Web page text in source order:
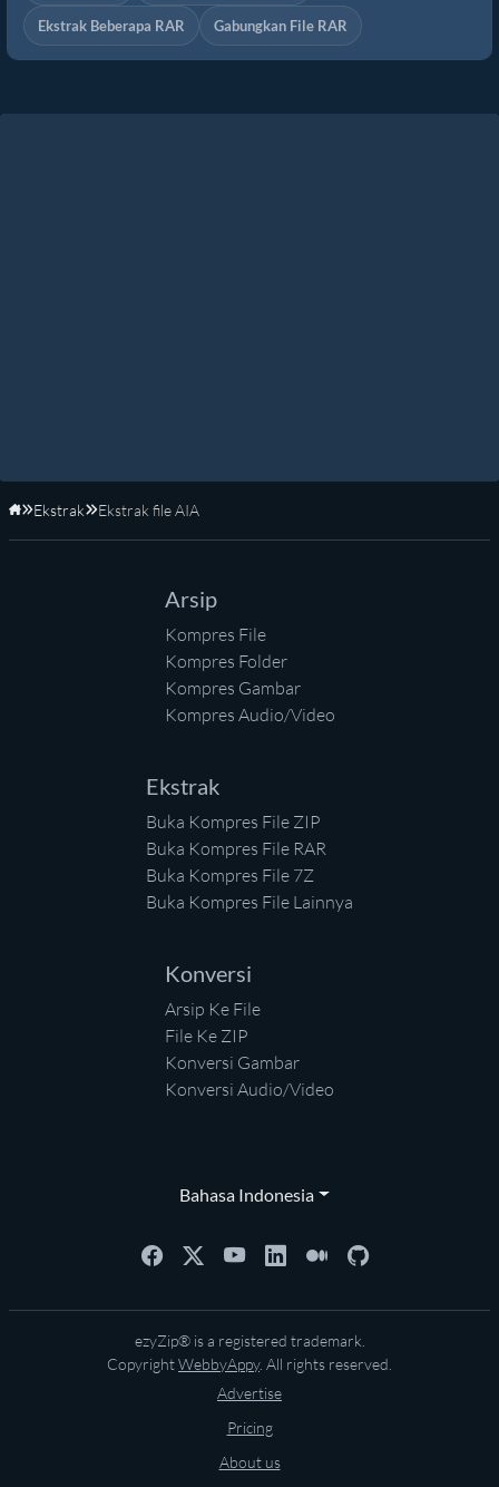
Ekstrak Beberapa RAR Gabungkan File RAR
Beranda
Ekstrak Ekstrak file AIA
Arsip
Kompres File
Kompres Folder
Kompres Gambar
Kompres Audio/Video
Ekstrak
Buka Kompres File ZIP
Buka Kompres File RAR
Buka Kompres File 7Z
Buka Kompres File Lainnya
Konversi
Arsip Ke File
File Ke ZIP
Konversi Gambar
Konversi Audio/Video
Bahasa Indonesia
ezyZip® is a registered trademark.
CopyrightWebbyAppy. All rights reserved.
Advertise
Pricing
About us